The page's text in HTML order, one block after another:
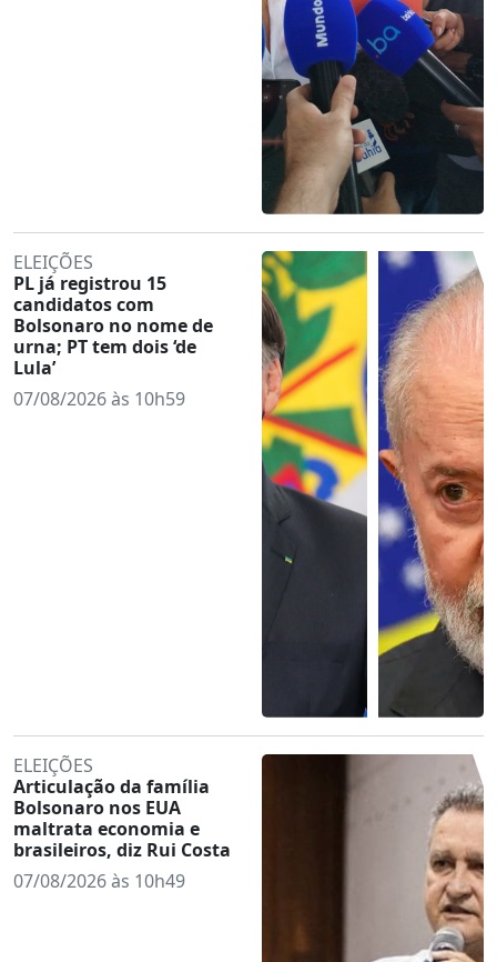
ELEIÇÕES
PL já registrou 15
candidatos com
Bolsonaro no nome de
urna; PT tem dois ‘de
Lula’
07/08/2026 às 10h59
ELEIÇÕES
Articulação da família
Bolsonaro nos EUA
maltrata economia e
brasileiros, diz Rui Costa
07/08/2026 às 10h49